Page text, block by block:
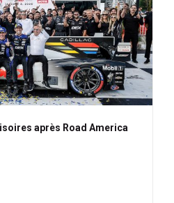
après Road America